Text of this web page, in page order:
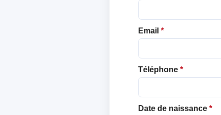
Email *
Téléphone *
Date de naissance *